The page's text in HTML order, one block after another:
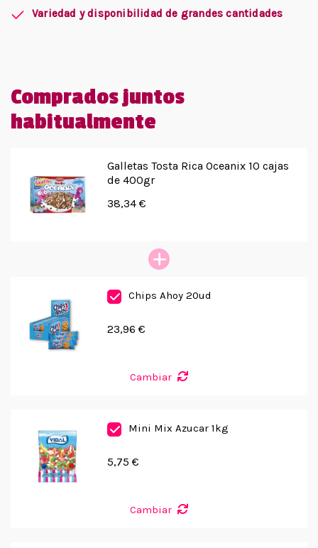
Variedad y disponibilidad de grandes cantidades
Comprados juntos
habitualmente
Galletas Tosta Rica Oceanix 10 cajas
de 400gr
38,34 €
Chips Ahoy 20ud
23,96 €
Cambiar
Mini Mix Azucar 1kg
5,75 €
Cambiar